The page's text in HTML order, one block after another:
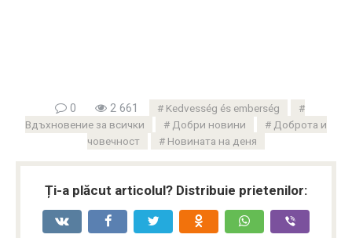
0 2 661
Kedvesség és emberség
Вдъхновение за всички
Добри новини
Доброта и
човечност
Новината на деня
Ți-a plăcut articolul? Distribuie prietenilor: